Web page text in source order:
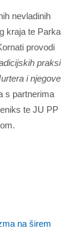
nevladinih
kraja te Parka
provodi
praksi
i njegove
s partnerima
te JU PP
na širem